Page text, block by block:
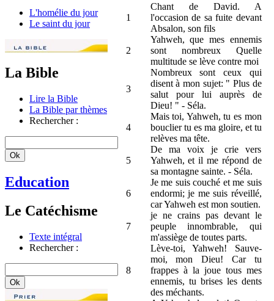
L'homélie du jour
Le saint du jour
La Bible
Lire la Bible
La Bible par thèmes
Rechercher :
Education
Le Catéchisme
Texte intégral
Rechercher :
1
Chant de David. A
l'occasion de sa fuite devant
Absalon, son fils
2
Yahweh, que mes ennemis
sont nombreux Quelle
multitude se lève contre moi
3
Nombreux sont ceux qui
disent à mon sujet: " Plus de
salut pour lui auprès de
Dieu! " - Séla.
4
Mais toi, Yahweh, tu es mon
bouclier tu es ma gloire, et tu
relèves ma tête.
5
De ma voix je crie vers
Yahweh, et il me répond de
sa montagne sainte. - Séla.
6
Je me suis couché et me suis
endormi; je me suis réveillé,
car Yahweh est mon soutien.
7
je ne crains pas devant le
peuple innombrable, qui
m'assiège de toutes parts.
8
Lève-toi, Yahweh! Sauve-
moi, mon Dieu! Car tu
frappes à la joue tous mes
ennemis, tu brises les dents
des méchants.